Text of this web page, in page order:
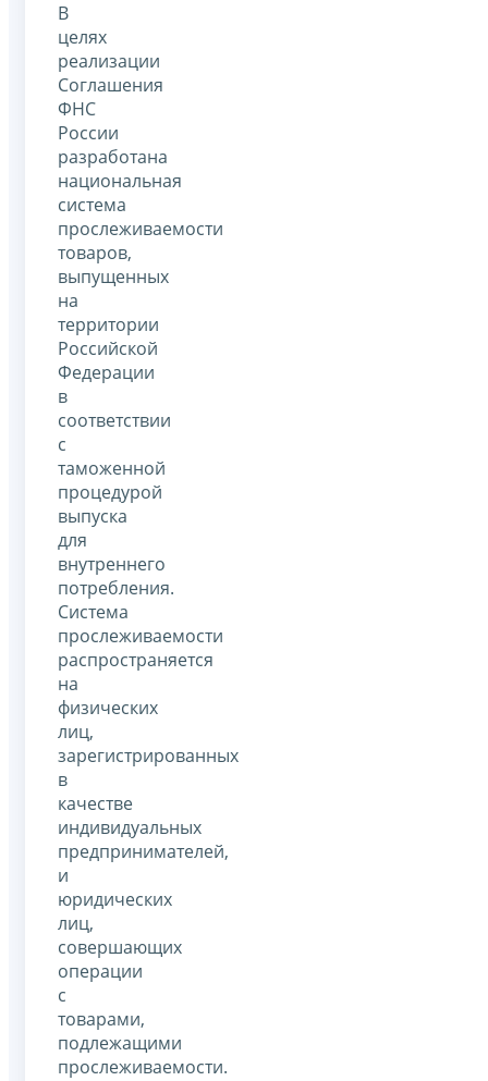
В
целях
реализации
Соглашения
ФНС
России
разработана
национальная
система
прослеживаемости
товаров,
выпущенных
на
территории
Российской
Федерации
в
соответствии
с
таможенной
процедурой
выпуска
для
внутреннего
потребления.
Система
прослеживаемости
распространяется
на
физических
лиц,
зарегистрированных
в
качестве
индивидуальных
предпринимателей,
и
юридических
лиц,
совершающих
операции
с
товарами,
подлежащими
прослеживаемости.